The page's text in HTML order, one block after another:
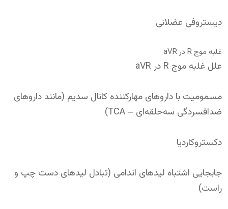
دیستروفی عضلانی
غلبه موج R در aVR
علل غلبه موج R در aVR
مسمومیت با داروهای مهارکننده کانال سدیم (مانند داروهای
ضدافسردگی سه‌حلقه‌ای – TCA)
دکستروکاردیا
جابجایی اشتباه لیدهای اندامی (تبادل لیدهای دست چپ و
راست)